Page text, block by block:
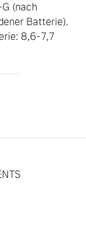
(nach
Batterie).
8,6-7,7